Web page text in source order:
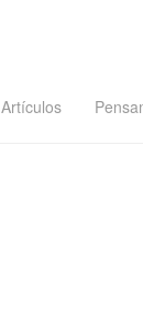
Artículos